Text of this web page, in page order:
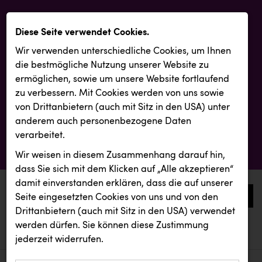
0
aktuelle aussendungen
aktuelle aussendungen
Diese Seite verwendet Cookies.
Wir verwenden unterschiedliche Cookies, um Ihnen
die best­mögliche Nutzung unserer Website zu
ermöglichen, sowie um unsere Website fortlaufend
zu verbessern. Mit Cookies werden von uns sowie
von Drittanbietern (auch mit Sitz in den USA) unter
anderem auch personenbezogene Daten
verarbeitet.
Wir weisen in diesem Zusammenhang darauf hin,
dass Sie sich mit dem Klicken auf „Alle akzeptieren“
damit ein­ver­standen erklären, dass die auf unserer
Seite eingesetzten Cookies von uns und von den
Drittanbietern (auch mit Sitz in den USA) verwendet
werden dürfen. Sie können diese Zustimmung
jederzeit widerrufen.